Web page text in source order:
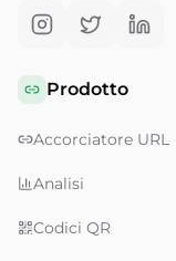
Prodotto
Accorciatore URL
Analisi
Codici QR